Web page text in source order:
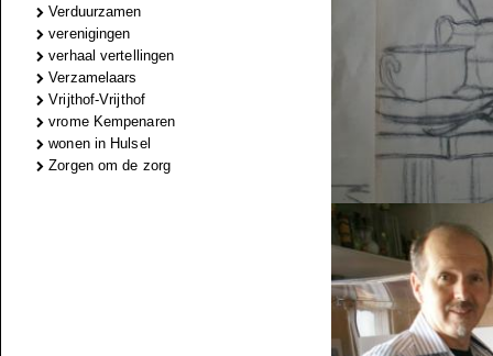
Verduurzamen
verenigingen
verhaal vertellingen
Verzamelaars
Vrijthof-Vrijthof
vrome Kempenaren
wonen in Hulsel
Zorgen om de zorg